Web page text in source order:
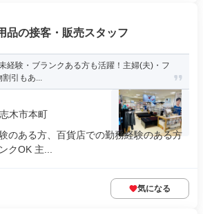
品の接客・販売スタッフ
経験・ブランクある方も活躍！主婦(夫)・フ
割引もあ...
木市本町
のある方、百貨店での勤務経験のある方
クOK 主...
気になる